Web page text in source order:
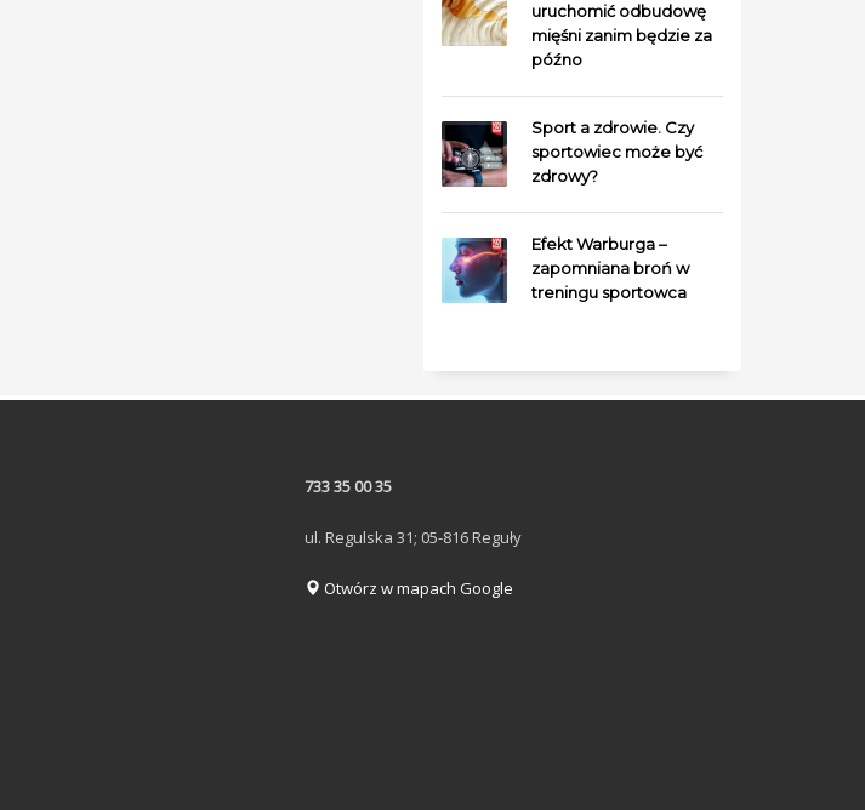
uruchomić odbudowę
mięśni zanim będzie za
późno
Sport a zdrowie. Czy
sportowiec może być
zdrowy?
Efekt Warburga –
zapomniana broń w
treningu sportowca
733 35 00 35
ul. Regulska 31; 05-816 Reguły
Otwórz w mapach Google